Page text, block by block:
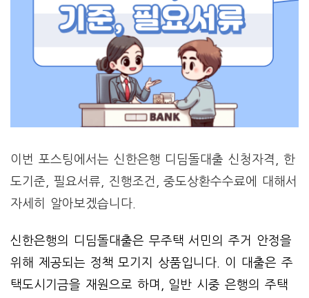
이번 포스팅에서는 신한은행 디딤돌대출 신청자격, 한
도기준, 필요서류, 진행조건, 중도상환수수료에 대해서
자세히 알아보겠습니다.
신한은행의 디딤돌대출은 무주택 서민의 주거 안정을
위해 제공되는 정책 모기지 상품입니다. 이 대출은 주
택도시기금을 재원으로 하며, 일반 시중 은행의 주택